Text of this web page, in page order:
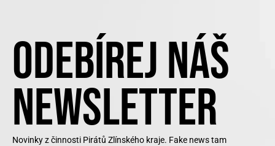
ODEBÍREJ NÁŠ
NEWSLETTER
Novinky z činnosti Pirátů Zlínského kraje. Fake news tam